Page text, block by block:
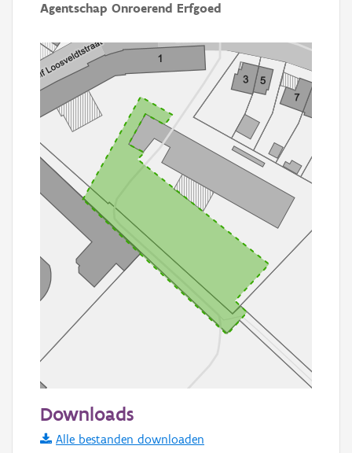
Agentschap Onroerend Erfgoed
Informatie Vlaanderen
Downloads
Alle bestanden downloaden